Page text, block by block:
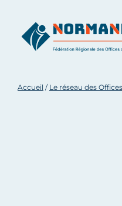
Accueil / Le réseau des